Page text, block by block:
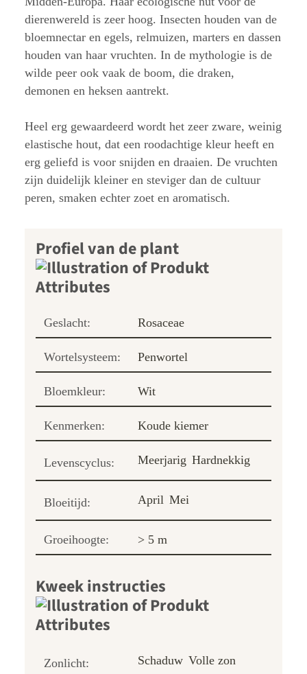
dierenwereld is zeer hoog. Insecten houden van de
bloemnectar en egels, relmuizen, marters en dassen
houden van haar vruchten. In de mythologie is de
wilde peer ook vaak de boom, die draken,
demonen en heksen aantrekt.
Heel erg gewaardeerd wordt het zeer zware, weinig
elastische hout, dat een roodachtige kleur heeft en
erg geliefd is voor snijden en draaien. De vruchten
zijn duidelijk kleiner en steviger dan de cultuur
peren, smaken echter zoet en aromatisch.
Profiel van de plant
Geslacht: Rosaceae
Wortelsysteem: Penwortel
Bloemkleur: Wit
Kenmerken: Koude kiemer
Levenscyclus: Meerjarig Hardnekkig
Bloeitijd: April Mei
Groeihoogte: > 5 m
Kweek instructies
Zonlicht: Schaduw Volle zon